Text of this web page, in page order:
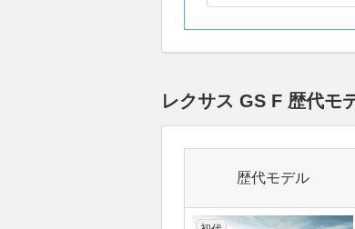
レクサス GS F 歴代モ
歴代モデル